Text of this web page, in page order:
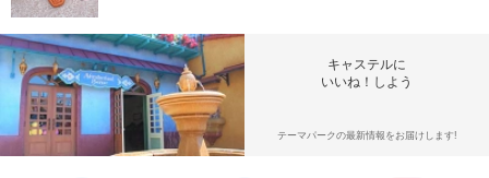
キャステルに
いいね！しよう
テーマパークの最新情報をお届けします!